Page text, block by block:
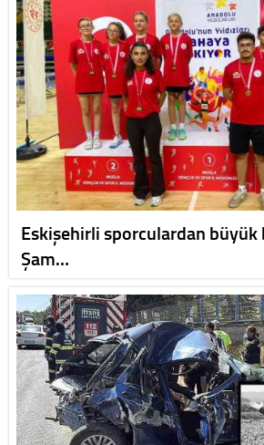
Eskişehirli sporculardan büyük
Şam…